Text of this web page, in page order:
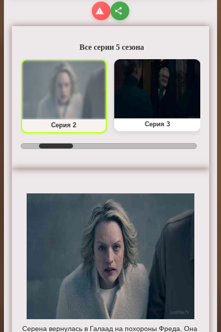
Все серии 5 сезона
Серия 2 Серия 3
Серена вернулась в Галаад на похороны Фреда. Она